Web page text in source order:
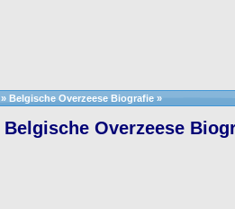
» Belgische Overzeese Biografie »
Belgische Overzeese